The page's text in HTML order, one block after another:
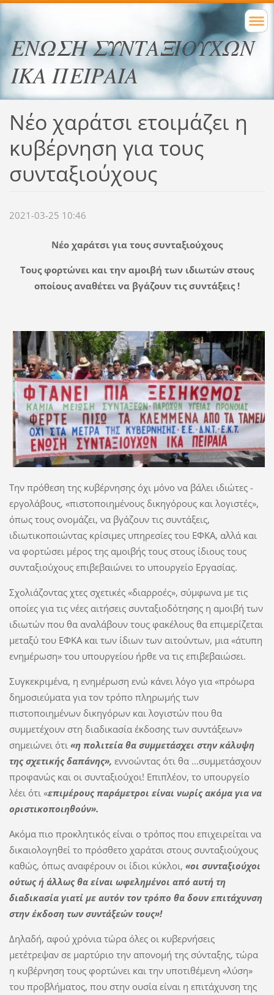
ΕΝΩΣΗ ΣΥΝΤΑΞΙΟΥΧΩΝ
ΙΚΑ ΠΕΙΡΑΙΑ
Νέο χαράτσι ετοιμάζει η
κυβέρνηση για τους
συνταξιούχους
2021-03-25 10:46
Νέο χαράτσι για τους συνταξιούχους
Τους φορτώνει και την αμοιβή των ιδιωτών στους
οποίους αναθέτει να βγάζουν τις συντάξεις !
Την πρόθεση της κυβέρνησης όχι μόνο να βάλει ιδιώτες -
εργολάβους, «πιστοποιημένους δικηγόρους και λογιστές»,
όπως τους ονομάζει, να βγάζουν τις συντάξεις,
ιδιωτικοποιώντας κρίσιμες υπηρεσίες του ΕΦΚΑ, αλλά και
να φορτώσει μέρος της αμοιβής τους στους ίδιους τους
συνταξιούχους επιβεβαιώνει το υπουργείο Εργασίας.
Σχολιάζοντας χτες σχετικές «διαρροές», σύμφωνα με τις
οποίες για τις νέες αιτήσεις συνταξιοδότησης η αμοιβή των
ιδιωτών που θα αναλάβουν τους φακέλους θα επιμερίζεται
μεταξύ του ΕΦΚΑ και των ίδιων των αιτούντων, μια «άτυπη
ενημέρωση» του υπουργείου ήρθε να τις επιβεβαιώσει.
Συγκεκριμένα, η ενημέρωση ενώ κάνει λόγο για «πρόωρα
δημοσιεύματα για τον τρόπο πληρωμής των
πιστοποιημένων δικηγόρων και λογιστών που θα
συμμετέχουν στη διαδικασία έκδοσης των συντάξεων»
σημειώνει ότι «η πολιτεία θα συμμετάσχει στην κάλυψη
της σχετικής δαπάνης», εννοώντας ότι θα ...συμμετάσχουν
προφανώς και οι συνταξιούχοι! Επιπλέον, το υπουργείο
λέει ότι «επιμέρους παράμετροι είναι νωρίς ακόμα για να
οριστικοποιηθούν».
Ακόμα πιο προκλητικός είναι ο τρόπος που επιχειρείται να
δικαιολογηθεί το πρόσθετο χαράτσι στους συνταξιούχους
καθώς, όπως αναφέρουν οι ίδιοι κύκλοι, «οι συνταξιούχοι
ούτως ή άλλως θα είναι ωφελημένοι από αυτή τη
διαδικασία γιατί με αυτόν τον τρόπο θα δουν επιτάχυνση
στην έκδοση των συντάξεών τους»!
Δηλαδή, αφού χρόνια τώρα όλες οι κυβερνήσεις
μετέτρεψαν σε μαρτύριο την απονομή της σύνταξης, τώρα
η κυβέρνηση τους φορτώνει και την υποτιθέμενη «λύση»
του προβλήματος, που στην ουσία είναι η επιτάχυνση της